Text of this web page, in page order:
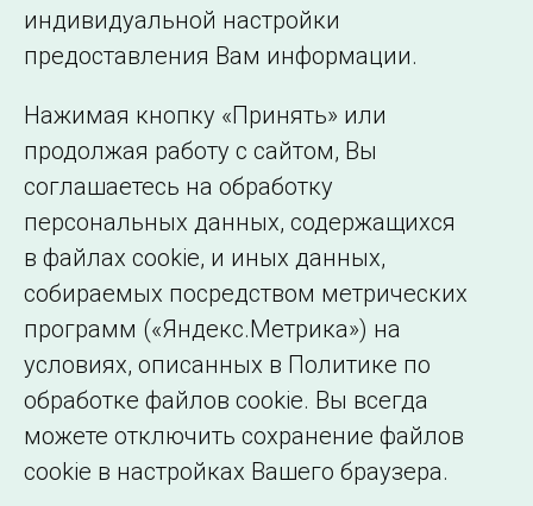
©2005–2026 АО «СО ЕЭС»
Филиалы и
представительства
образовательной
организации
индивидуальной настройки
предоставления Вам информации.
Нажимая кнопку «Принять» или
продолжая работу с сайтом, Вы
соглашаетесь на обработку
персональных данных, содержащихся
в файлах cookie, и иных данных,
собираемых посредством метрических
программ («Яндекс.Метрика») на
условиях, описанных в Политике по
обработке файлов cookie. Вы всегда
можете отключить сохранение файлов
cookie в настройках Вашего браузера.